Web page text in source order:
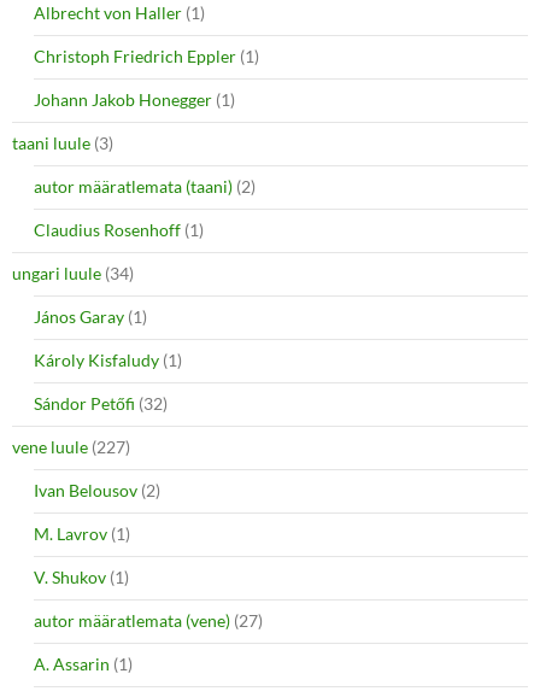
Albrecht von Haller (1)
Christoph Friedrich Eppler (1)
Johann Jakob Honegger (1)
taani luule (3)
autor määratlemata (taani) (2)
Claudius Rosenhoff (1)
ungari luule (34)
János Garay (1)
Károly Kisfaludy (1)
Sándor Petőfi (32)
vene luule (227)
Ivan Belousov (2)
M. Lavrov (1)
V. Shukov (1)
autor määratlemata (vene) (27)
A. Assarin (1)